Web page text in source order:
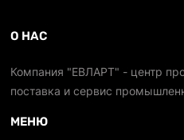
О НАС
Компания "ЕВЛАРТ" - центр
поставка и сервис
МЕНЮ